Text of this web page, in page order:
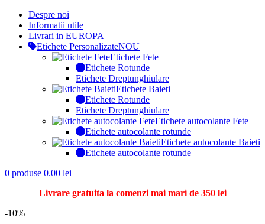
Despre noi
Informatii utile
Livrari in EUROPA
Etichete PersonalizateNOU
Etichete Fete
Etichete Rotunde
Etichete Dreptunghiulare
Etichete Baieti
Etichete Rotunde
Etichete Dreptunghiulare
Etichete autocolante Fete
Etichete autocolante rotunde
Etichete autocolante Baieti
Etichete autocolante rotunde
0 produse 0.00 lei
Livrare gratuita la comenzi mai mari de 350 lei
-10%